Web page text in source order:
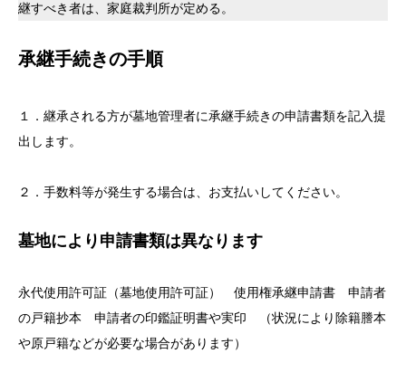
継すべき者は、家庭裁判所が定める。
承継手続きの手順
１．継承される方が墓地管理者に承継手続きの申請書類を記入提
出します。
２．手数料等が発生する場合は、お支払いしてください。
墓地により申請書類は異なります
永代使用許可証（墓地使用許可証） 使用権承継申請書 申請者
の戸籍抄本 申請者の印鑑証明書や実印 （状況により除籍謄本
や原戸籍などが必要な場合があります）